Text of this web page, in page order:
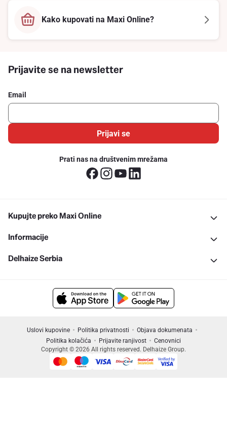
Kako kupovati na Maxi Online?
Prijavite se na newsletter
Email
Prijavi se
Prati nas na društvenim mrežama
Kupujte preko Maxi Online
Informacije
Delhaize Serbia
Uslovi kupovine Politika privatnosti
Objava dokumenata
Politika kolačića
Prijavite ranjivost
Cenovnici
Copyright © 2026 All rights reserved. Delhaize Group.